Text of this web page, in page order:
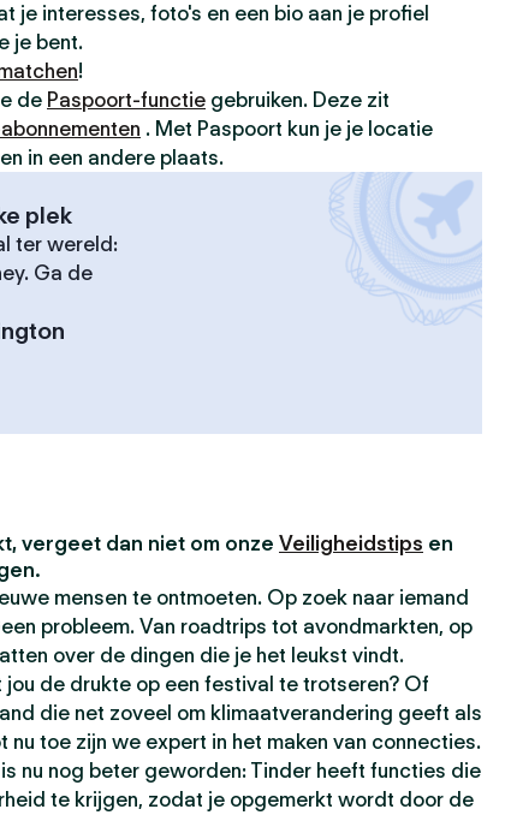
je interesses, foto's en een bio aan je profiel
je bent.
!
de Paspoort-functie gebruiken. Deze zit
. Met Paspoort kun je je locatie
in een andere plaats.
plek
ter wereld:
Ga de
vergeet dan niet om onze Veiligheidstips en
mensen te ontmoeten. Op zoek naar iemand
probleem. Van roadtrips tot avondmarkten, op
over de dingen die je het leukst vindt.
jou de drukte op een festival te trotseren? Of
die net zoveel om klimaatverandering geeft als
nu toe zijn we expert in het maken van connecties.
nu nog beter geworden: Tinder heeft functies die
te krijgen, zodat je opgemerkt wordt door de